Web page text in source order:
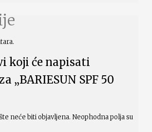
koji će napisati
„BARIESUN SPF 50
neće biti objavljena. Neophodna polja su